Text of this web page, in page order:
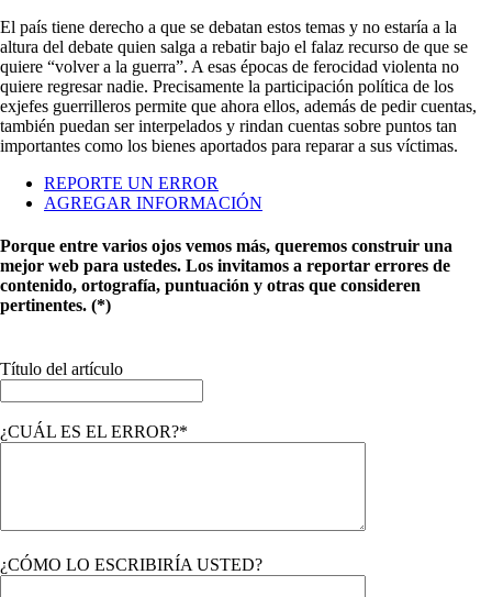
El país tiene derecho a que se debatan estos temas y no estaría a la
altura del debate quien salga a rebatir bajo el falaz recurso de que se
quiere “volver a la guerra”. A esas épocas de ferocidad violenta no
quiere regresar nadie. Precisamente la participación política de los
exjefes guerrilleros permite que ahora ellos, además de pedir cuentas,
también puedan ser interpelados y rindan cuentas sobre puntos tan
importantes como los bienes aportados para reparar a sus víctimas.
REPORTE UN ERROR
AGREGAR INFORMACIÓN
Porque entre varios ojos vemos más, queremos construir una
mejor web para ustedes. Los invitamos a reportar errores de
contenido, ortografía, puntuación y otras que consideren
pertinentes. (*)
Título del artículo
¿CUÁL ES EL ERROR?*
¿CÓMO LO ESCRIBIRÍA USTED?